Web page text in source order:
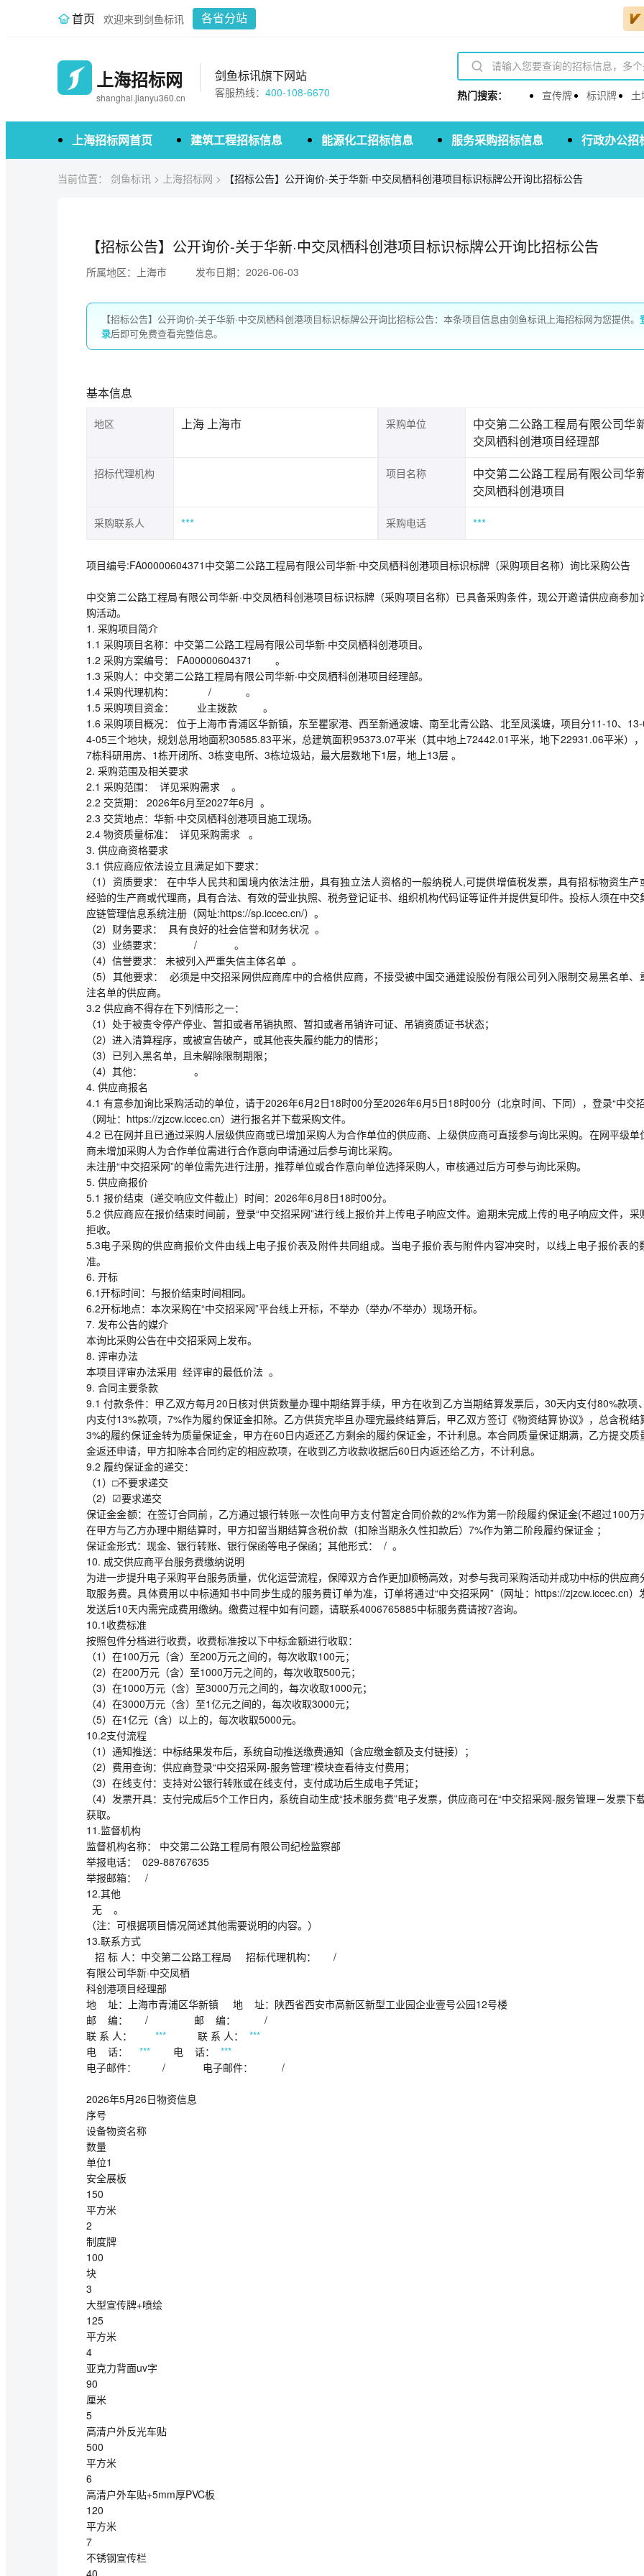
首页 欢迎来到剑鱼标讯 各省分站
上海招标网
shanghai.jianyu360.cn
剑鱼标讯旗下网站
客服热线： 400-108-6670 热门搜索： 宣传牌 标识牌
上海招标网首页 建筑工程招标信息 能源化工招标信息 服务采购招标信息 行政办公招
当前位置： 剑鱼标讯 > 上海招标网 > 【招标公告】公开询价-关于华新·中交凤栖科创港项目标识标牌公开询比招标公告
【招标公告】公开询价-关于华新·中交凤栖科创港项目标识标牌公开询比招标公告
所属地区：上海市 发布日期：2026-06-03
【招标公告】公开询价-关于华新·中交凤栖科创港项目标识标牌公开询比招标公告：本条项目信息由剑鱼标讯上海招标网为您提供。
录后即可免费查看完整信息。
基本信息
地区 上海 上海市 采购单位
中交第二公路工程局有限公司华
交凤栖科创港项目经理部
招标代理机构 项目名称
中交第二公路工程局有限公司华
交凤栖科创港项目
采购联系人 *** 采购电话 ***
项目编号:FA00000604371中交第二公路工程局有限公司华新·中交凤栖科创港项目标识标牌（采购项目名称）询比采购公告
中交第二公路工程局有限公司华新·中交凤栖科创港项目标识标牌（采购项目名称）已具备采购条件，现公开邀请供应商参加
购活动。
1. 采购项目简介
1.1 采购项目名称：中交第二公路工程局有限公司华新·中交凤栖科创港项目。
1.2 采购方案编号： FA00000604371 。
1.3 采购人：中交第二公路工程局有限公司华新·中交凤栖科创港项目经理部。
1.4 采购代理机构： / 。
1.5 采购项目资金： 业主拨款 。
1.6 采购项目概况： 位于上海市青浦区华新镇，东至瞿家港、西至新通波塘、南至北青公路、北至凤溪塘，项目分11-10、
4-05三个地块，规划总用地面积30585.83平米，总建筑面积95373.07平米（其中地上72442.01平米，地下22931.06平米）
7栋科研用房、1栋开闭所、3栋变电所、3栋垃圾站，最大层数地下1层，地上13层 。
2. 采购范围及相关要求
2.1 采购范围： 详见采购需求 。
2.2 交货期： 2026年6月至2027年6月 。
2.3 交货地点：华新·中交凤栖科创港项目施工现场。
2.4 物资质量标准： 详见采购需求 。
3. 供应商资格要求
3.1 供应商应依法设立且满足如下要求：
（1）资质要求： 在中华人民共和国境内依法注册，具有独立法人资格的一般纳税人,可提供增值税发票，具有招标物资生产
经验的生产商或代理商，具有合法、有效的营业执照、税务登记证书、组织机构代码证等证件并提供复印件。投标人须在中交
应链管理信息系统注册（网址:https://sp.iccec.cn/）。
（2）财务要求： 具有良好的社会信誉和财务状况 。
（3）业绩要求： / 。
（4）信誉要求： 未被列入严重失信主体名单 。
（5）其他要求： 必须是中交招采网供应商库中的合格供应商，不接受被中国交通建设股份有限公司列入限制交易黑名单、
注名单的供应商。
3.2 供应商不得存在下列情形之一：
（1）处于被责令停产停业、暂扣或者吊销执照、暂扣或者吊销许可证、吊销资质证书状态；
（2）进入清算程序，或被宣告破产，或其他丧失履约能力的情形；
（3）已列入黑名单，且未解除限制期限；
（4）其他： 。
4. 供应商报名
4.1 有意参加询比采购活动的单位，请于2026年6月2日18时00分至2026年6月5日18时00分（北京时间、下同），登录“中交
（网址：https://zjzcw.iccec.cn）进行报名并下载采购文件。
4.2 已在网并且已通过采购人层级供应商或已增加采购人为合作单位的供应商、上级供应商可直接参与询比采购。在网平级单
商未增加采购人为合作单位需进行合作意向申请通过后参与询比采购。
未注册“中交招采网”的单位需先进行注册，推荐单位或合作意向单位选择采购人，审核通过后方可参与询比采购。
5. 供应商报价
5.1 报价结束（递交响应文件截止）时间：2026年6月8日18时00分。
5.2 供应商应在报价结束时间前，登录“中交招采网”进行线上报价并上传电子响应文件。逾期未完成上传的电子响应文件，采
拒收。
5.3电子采购的供应商报价文件由线上电子报价表及附件共同组成。当电子报价表与附件内容冲突时，以线上电子报价表的
准。
6. 开标
6.1开标时间：与报价结束时间相同。
6.2开标地点：本次采购在“中交招采网”平台线上开标，不举办（举办/不举办）现场开标。
7. 发布公告的媒介
本询比采购公告在中交招采网上发布。
8. 评审办法
本项目评审办法采用 经评审的最低价法 。
9. 合同主要条款
9.1 付款条件：甲乙双方每月20日核对供货数量办理中期结算手续，甲方在收到乙方当期结算发票后，30天内支付80%款项
内支付13%款项，7%作为履约保证金扣除。乙方供货完毕且办理完最终结算后，甲乙双方签订《物资结算协议》，总含税结
3%的履约保证金转为质量保证金，甲方在60日内返还乙方剩余的履约保证金，不计利息。本合同质量保证期满，乙方提交质
金返还申请，甲方扣除本合同约定的相应款项，在收到乙方收款收据后60日内返还给乙方，不计利息。
9.2 履约保证金的递交：
（1）□不要求递交
（2）☑要求递交
保证金金额：在签订合同前，乙方通过银行转账一次性向甲方支付暂定合同价款的2%作为第一阶段履约保证金(不超过100万
在甲方与乙方办理中期结算时，甲方扣留当期结算含税价款（扣除当期永久性扣款后）7%作为第二阶段履约保证金 ；
保证金形式：现金、银行转账、银行保函等电子保函；其他形式： / 。
10. 成交供应商平台服务费缴纳说明
为进一步提升电子采购平台服务质量，优化运营流程，保障双方合作更加顺畅高效，对参与我司采购活动并成功中标的供应商
取服务费。具体费用以中标通知书中同步生成的服务费订单为准，订单将通过“中交招采网”（网址：https://zjzcw.iccec.cn）
发送后10天内需完成费用缴纳。缴费过程中如有问题，请联系4006765885中标服务费请按7咨询。
10.1收费标准
按照包件分档进行收费，收费标准按以下中标金额进行收取：
（1）在100万元（含）至200万元之间的，每次收取100元；
（2）在200万元（含）至1000万元之间的，每次收取500元；
（3）在1000万元（含）至3000万元之间的，每次收取1000元；
（4）在3000万元（含）至1亿元之间的，每次收取3000元；
（5）在1亿元（含）以上的，每次收取5000元。
10.2支付流程
（1）通知推送：中标结果发布后，系统自动推送缴费通知（含应缴金额及支付链接）；
（2）费用查询：供应商登录“中交招采网-服务管理”模块查看待支付费用；
（3）在线支付：支持对公银行转账或在线支付，支付成功后生成电子凭证；
（4）发票开具：支付完成后5个工作日内，系统自动生成“技术服务费”电子发票，供应商可在“中交招采网-服务管理－发票下
获取。
11.监督机构
监督机构名称： 中交第二公路工程局有限公司纪检监察部
举报电话： 029-88767635
举报邮箱： /
12.其他
无 。
（注：可根据项目情况简述其他需要说明的内容。）
13.联系方式
招 标 人：中交第二公路工程局 招标代理机构： /
有限公司华新·中交凤栖
科创港项目经理部
地 址：上海市青浦区华新镇 地 址：陕西省西安市高新区新型工业园企业壹号公园12号楼
邮 编： / 邮 编： /
联 系 人： *** 联 系 人： ***
电 话： *** 电 话： ***
电子邮件： / 电子邮件： /
2026年5月26日物资信息
序号
设备物资名称
数量
单位1
安全展板
150
平方米
2
制度牌
100
块
3
大型宣传牌+喷绘
125
平方米
4
亚克力背面uv字
90
厘米
5
高清户外反光车贴
500
平方米
6
高清户外车贴+5mm厚PVC板
120
平方米
7
不锈钢宣传栏
40